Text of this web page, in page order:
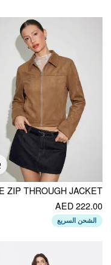
AED 222.00
الشحن السريع